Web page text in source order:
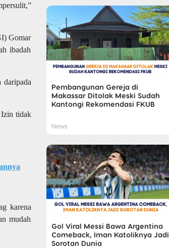
Gomar
ibadah
daripada
Izin tidak
karena
mudah
Pembangunan Gereja di
Makassar Ditolak Meski Sudah
Kantongi Rekomendasi FKUB
News
Gol Viral Messi Bawa Argentina
Comeback, Iman Katoliknya Jadi
Sorotan Dunia